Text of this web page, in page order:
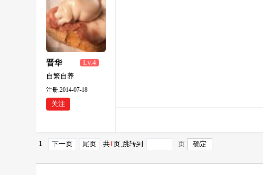
晋华
Lv.4
自繁自养
注册:2014-07-18
关注
1 下一页 尾页 共1页 ,跳转到 页